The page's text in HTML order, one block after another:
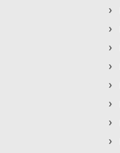
›
›
›
›
›
›
›
›